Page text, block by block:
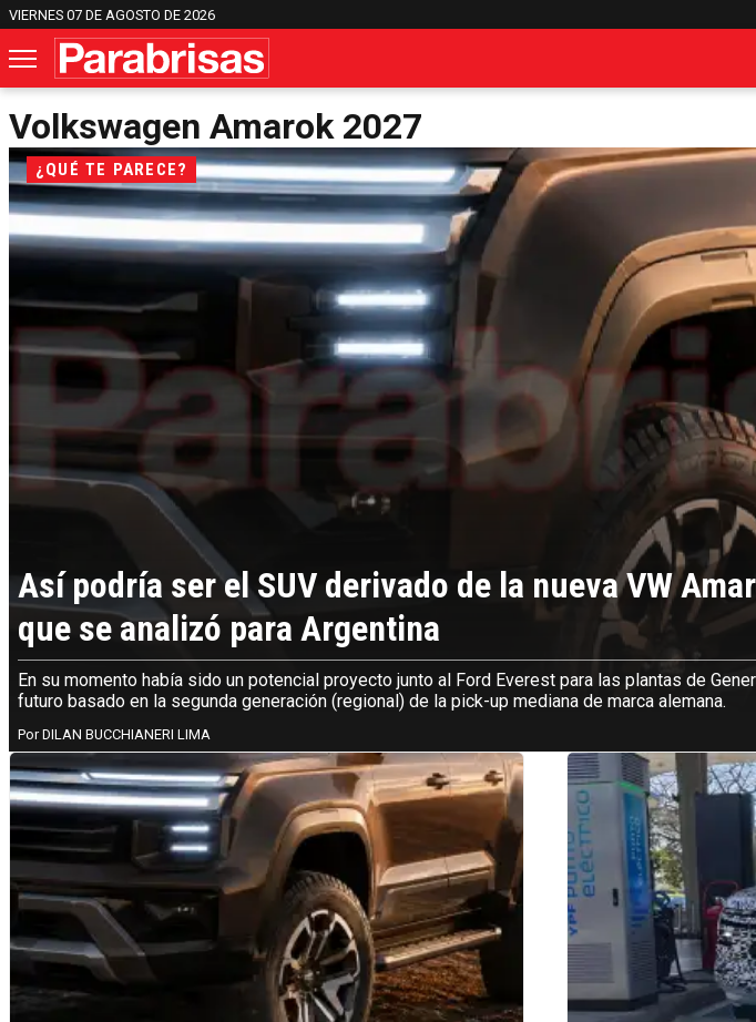
VIERNES 07 DE AGOSTO DE 2026
Volkswagen Amarok 2027
¿QUÉ TE PARECE?
Así podría ser el SUV derivado de la nueva VW
que se analizó para Argentina
En su momento había sido un potencial proyecto junto al Ford Everest para las plantas de
futuro basado en la segunda generación (regional) de la pick-up mediana de marca alemana.
DILAN BUCCHIANERI LIMA